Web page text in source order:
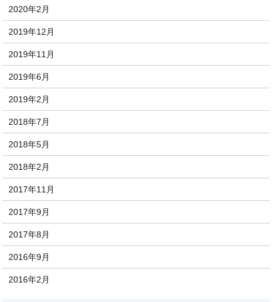
2020年2月
2019年12月
2019年11月
2019年6月
2019年2月
2018年7月
2018年5月
2018年2月
2017年11月
2017年9月
2017年8月
2016年9月
2016年2月